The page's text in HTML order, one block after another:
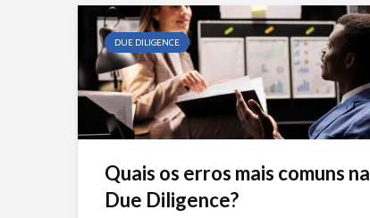
DUE DILIGENCE
Quais os erros mais comuns na
Due Diligence?